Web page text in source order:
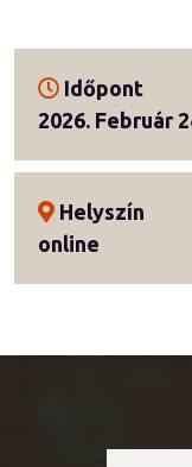
Időpont
2026. Február
Helyszín
online